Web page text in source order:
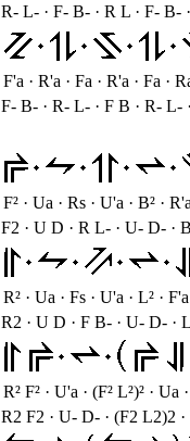
R- L- · F- B- · R L · F- B-
F'a · R'a · Fa · R'a · Fa ·
F- B- · R- L- · F B · R- L-
F² · Ua · Rs · U'a · B² ·
F2 · U D · R L- · U- D- ·
R² · Ua · Fs · U'a · L² ·
R2 · U D · F B- · U- D- ·
R² F² · U'a · (F² L²)² · Ua
R2 F2 · U- D- · (F2 L2)2